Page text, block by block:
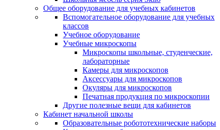
Общее оборудование для учебных кабинетов
Вспомогательное оборудование для учебных
классов
Учебное оборудование
Учебные микроскопы
Микроскопы школьные, студенческие,
лабораторные
Камеры для микроскопов
Аксессуары для микроскопов
Окуляры для микроскопов
Печатная продукция по микроскопии
Другие полезные вещи для кабинетов
Кабинет начальной школы
Образовательные робототехнические наборы